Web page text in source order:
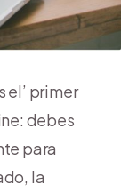
el’ primer
debes
para
la